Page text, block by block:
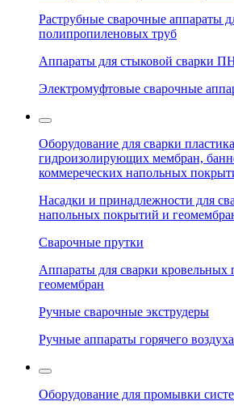
Раструбные сварочные аппараты
полипропиленовых труб
Аппараты для стыковой сварки
Электромуфтовые сварочные
Оборудование для сварки
гидроизолирующих мембран,
коммереческих напольных
Насадки и принадлежности для
напольных покрытий и
Сварочные прутки
Аппараты для сварки кровельных
геомембран
Ручные сварочные экструдеры
Ручные аппараты горячего
Оборудование для промывки